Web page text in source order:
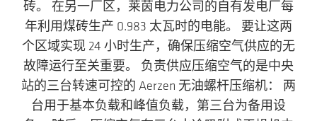
砖。 在另一厂区，莱茵电力公司的自有发电厂每
年利用煤砖生产 0.983 太瓦时的电能。 要让这两
个区域实现 24 小时生产，确保压缩空气供应的无
故障运行至关重要。 负责供应压缩空气的是中央
站的三台转速可控的 Aerzen 无油螺杆压缩机： 两
台用于基本负载和峰值负载，第三台为备用设